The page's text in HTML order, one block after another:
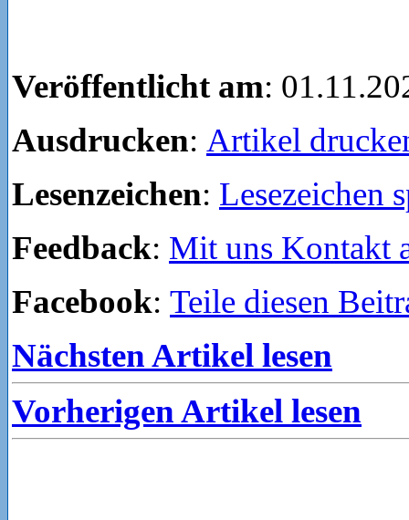
Veröffentlicht am:
Ausdrucken: Artikel
Lesenzeichen: Lesezeichen
Feedback: Mit uns Kontakt
Facebook: Teile diesen
Nächsten Artikel lesen
Vorherigen Artikel lesen